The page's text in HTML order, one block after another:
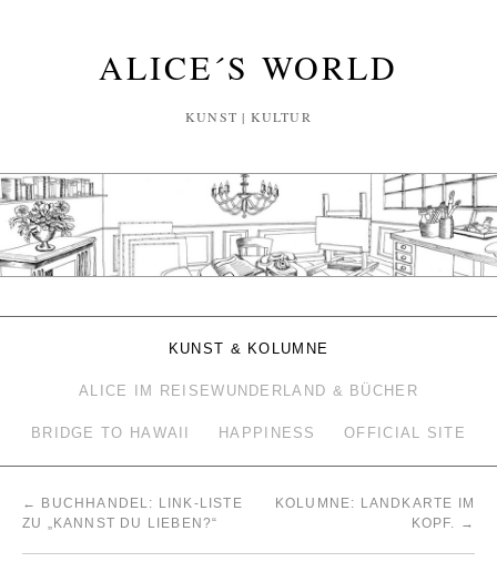
ALICE´S WORLD
KUNST | KULTUR
KUNST & KOLUMNE
ALICE IM REISEWUNDERLAND & BÜCHER
BRIDGE TO HAWAII HAPPINESS OFFICIAL SITE
←
BUCHHANDEL: LINK-LISTE
ZU „KANNST DU LIEBEN?“
KOLUMNE: LANDKARTE IM
KOPF. →